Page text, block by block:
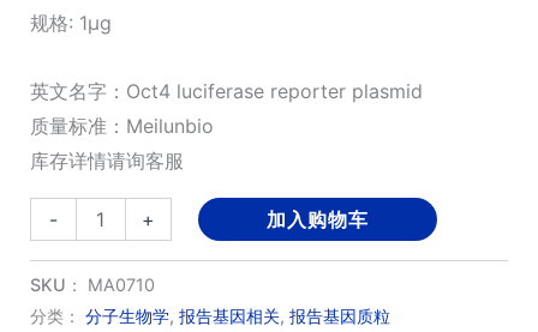
规格: 1μg
英文名字：Oct4 luciferase reporter plasmid
质量标准：Meilunbio
库存详情请询客服
-
Oct4-
Luc
萤
光
+ 加入购物车
SKU： MA0710
分类： 分子生物学, 报告基因相关, 报告基因质粒